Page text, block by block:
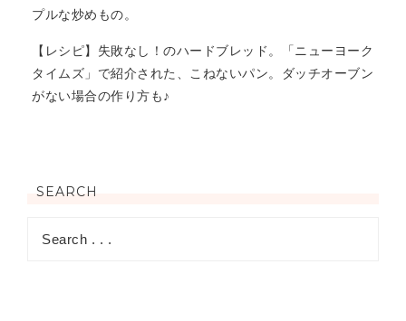
プルな炒めもの。
【レシピ】失敗なし！のハードブレッド。「ニューヨーク
タイムズ」で紹介された、こねないパン。ダッチオーブン
がない場合の作り方も♪
SEARCH